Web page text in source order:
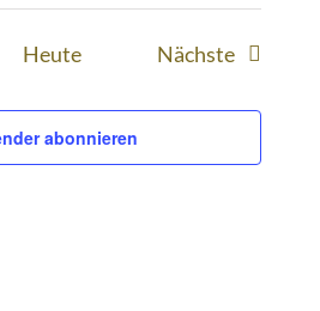
Heute Nächste
abonnieren